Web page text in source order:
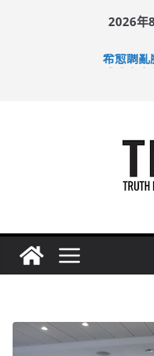
2026年
希愈調亂
足球盛會